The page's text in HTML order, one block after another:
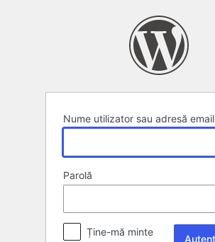
Nume utilizator sau adresă email
Parolă
Ține-mă minte